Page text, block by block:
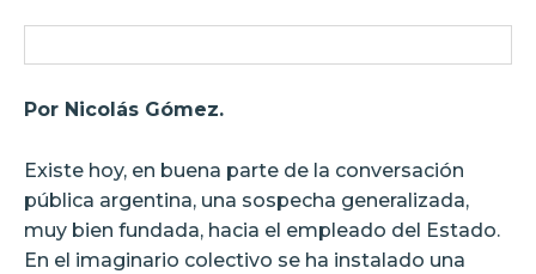
Por Nicolás Gómez.
Existe hoy, en buena parte de la conversación
pública argentina, una sospecha generalizada,
muy bien fundada, hacia el empleado del Estado.
En el imaginario colectivo se ha instalado una